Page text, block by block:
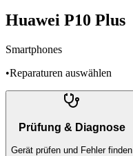
Huawei P10 Plus
Smartphones
•Reparaturen auswählen
Prüfung & Diagnose
Gerät prüfen und Fehler finden